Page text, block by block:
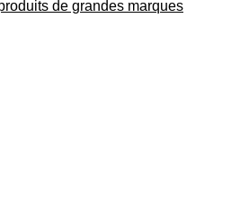
de grandes marques